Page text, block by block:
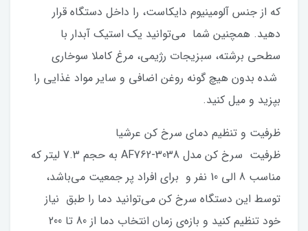
که از جنس آلومینیوم دایکاست، را داخل دستگاه قرار
دهید. همچنین شما می‌توانید یک استیک آبدار با
سطحی برشته، سبزیجات رژیمی، مرغ کاملا سوخاری
شده بدون هیچ گونه روغن اضافی و سایر مواد غذایی را
بپزید و میل کنید.
ظرفیت و تنظیم دمای سرخ کن عرشیا
ظرفیت سرخ کن مدل AF762-3038 به حجم 7.3 لیتر که
مناسب 8 الی 10 نفر و برای افراد پر جمعیت می‌باشد،
توسط این دستگاه سرخ کن می‌توانید دما را طبق نیاز
خود تنظیم کنید و بازه‌ی زمان انتخاب دما از 80 تا 200